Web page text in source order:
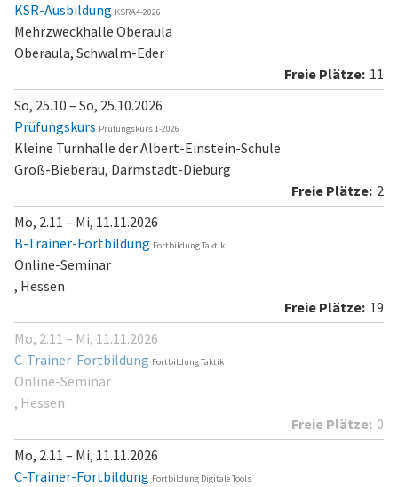
KSR-Ausbildung KSRA4-2026
Mehrzweckhalle Oberaula
Oberaula, Schwalm-Eder
11
So, 25.10 – So, 25.10.2026
Prüfungskurs Prüfungskurs 1-2026
Kleine Turnhalle der Albert-Einstein-Schule
Groß-Bieberau, Darmstadt-Dieburg
2
Mo, 2.11 – Mi, 11.11.2026
B-Trainer-Fortbildung Fortbildung Taktik
Online-Seminar
, Hessen
19
Mo, 2.11 – Mi, 11.11.2026
C-Trainer-Fortbildung Fortbildung Taktik
Online-Seminar
, Hessen
0
Mo, 2.11 – Mi, 11.11.2026
C-Trainer-Fortbildung Fortbildung Digitale Tools